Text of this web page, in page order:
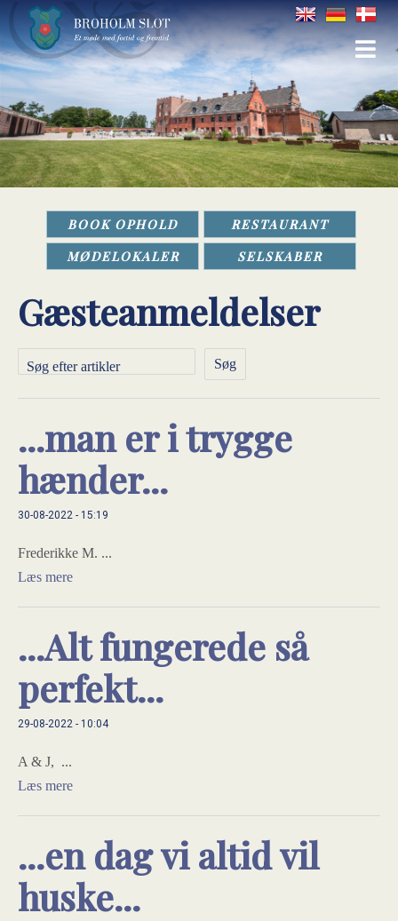
BOOK OPHOLD
RESTAURANT
MØDELOKALER
SELSKABER
Gæsteanmeldelser
Søg efter artikler
...man er i trygge
hænder...
30-08-2022 - 15:19
Frederikke M. ...
Læs mere
...Alt fungerede så
perfekt...
29-08-2022 - 10:04
A & J, ...
Læs mere
...en dag vi altid vil
huske...